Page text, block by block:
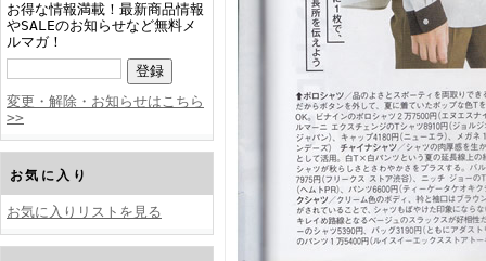
FINEBOYS2024年11月号
お得な情報満載！最新商品情報
やSALEのお知らせなど無料メ
ルマガ！
変更・解除・お知らせはこちら
>>
お気に入り
お気に入りリストを見る